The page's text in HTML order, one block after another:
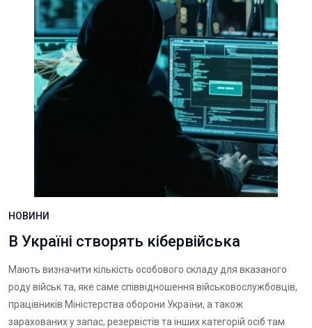
НОВИНИ
В Україні створять кібервійська
Мають визначити кількість особового складу для вказаного
роду військ та, яке саме співвідношення військовослужбовців,
працівників Міністерства оборони України, а також
зарахованих у запас, резервістів та інших категорій осіб там